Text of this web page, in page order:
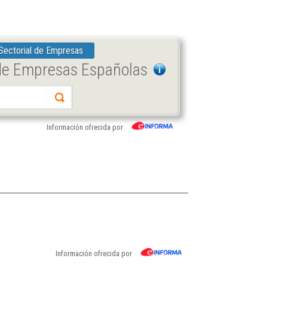
de Empresas
Empresas Españolas
Información ofrecida por
Información ofrecida por